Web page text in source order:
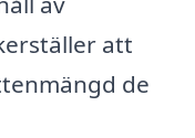
att
de